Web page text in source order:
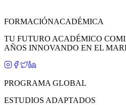
FORMACIÓNACADÉMICA
TU FUTURO ACADÉMICO
AÑOS INNOVANDO EN EL
PROGRAMA GLOBAL
ESTUDIOS ADAPTADOS